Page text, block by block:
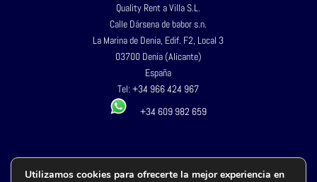
Quality Rent a Villa S.L.
Calle Dársena de babor s.n.
La Marina de Denia, Edif. F2, Local 3
03700 Denia (Alicante)
España
Tel: +34 966 424 967
+34 609 982 659
Política de privacidad
Utilizamos cookies para ofrecerte la mejor experiencia en